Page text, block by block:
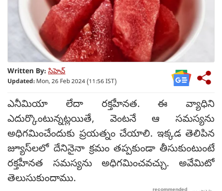
Written By: సిహెచ్
Updated: Mon, 26 Feb 2024 (11:56 IST)
ఎనీమియా లేదా రక్తహీనత. ఈ వ్యాధిని
ఎదుర్కొంటున్నట్లయితే, వెంటనే ఆ సమస్యను
అధిగమించేందుకు ప్రయత్నం చేయాలి. ఇక్కడ తెలిపిన
జ్యూస్‌లలో దేనినైనా క్రమం తప్పకుండా తీసుకుంటుంటే
రక్తహీనత సమస్యను అధిగమించవచ్చు. అవేమిటో
తెలుసుకుందాము.